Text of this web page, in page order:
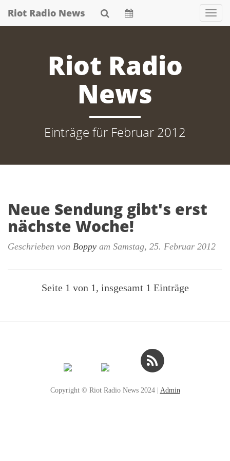
SkipRiot Radio News
Riot Radio
News
Einträge für Februar 2012
Neue Sendung gibt's erst
nächste Woche!
Geschrieben von Boppy am Samstag, 25. Februar 2012
Seite 1 von 1, insgesamt 1 Einträge
Copyright © Riot Radio News 2024 | Admin